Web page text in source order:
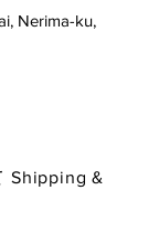
ku,
Shipping &